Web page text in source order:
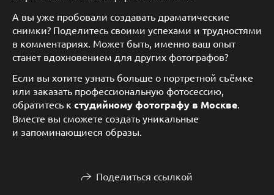
А вы уже пробовали создавать драматические
снимки? Поделитесь своими успехами и трудностями
в комментариях. Может быть, именно ваш опыт
станет вдохновением для других фотографов?
Если вы хотите узнать больше о портретной съёмке
или заказать профессиональную фотосессию,
обратитесь к студийному фотографу в Москве.
Вместе вы сможете создать уникальные
и запоминающиеся образы.
Поделиться ссылкой